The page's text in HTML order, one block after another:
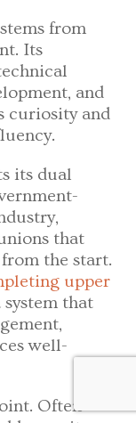
from
Its
and
curiosity and
its dual
that
the start.
upper
that
well-
Often